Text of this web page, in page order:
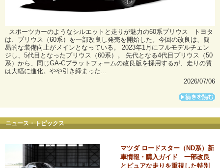
スポーツカーのようなシルエットと走りが魅力の60系プリウス トヨタ
は、プリウス（60系）を一部改良し発売を開始した。今回の改良は、簡
易的な装備向上がメインとなっている。 2023年1月にフルモデルチェン
ジし、5代目となったプリウス（60系）。 先代となる4代目プリウス（50
系）から、同じGA-Cプラットフォームの改良版を採用するが、走りの質
は大幅に進化。やや引き締まった...
2026/07/06
ニュース・トピックス
マツダ ロードスター（ND系）新
車情報・購入ガイド 一部改良
とピュアな走りを重視した特別